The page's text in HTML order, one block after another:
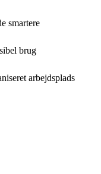
smartere
brug
arbejdsplads